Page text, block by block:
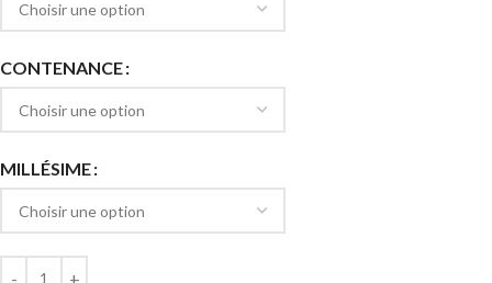
CONTENANCE
MILLÉSIME